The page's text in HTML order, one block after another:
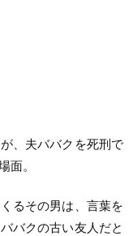
、夫ババクを死刑で
面。
るその男は、言葉を
バクの古い友人だと